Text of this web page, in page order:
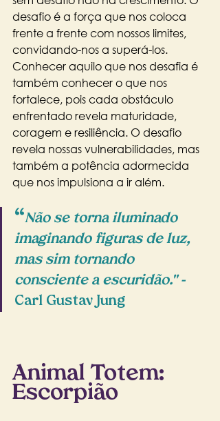
desafio é a força que nos coloca
frente a frente com nossos limites,
convidando-nos a superá-los.
Conhecer aquilo que nos desafia é
também conhecer o que nos
fortalece, pois cada obstáculo
enfrentado revela maturidade,
coragem e resiliência. O desafio
revela nossas vulnerabilidades, mas
também a potência adormecida
que nos impulsiona a ir além.
“Não se torna iluminado
imaginando figuras de luz,
mas sim tornando
consciente a escuridão." -
Carl Gustav Jung
Animal Totem:
Escorpião